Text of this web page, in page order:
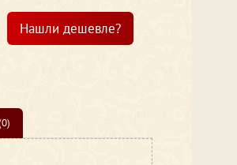
Нашли дешевле?